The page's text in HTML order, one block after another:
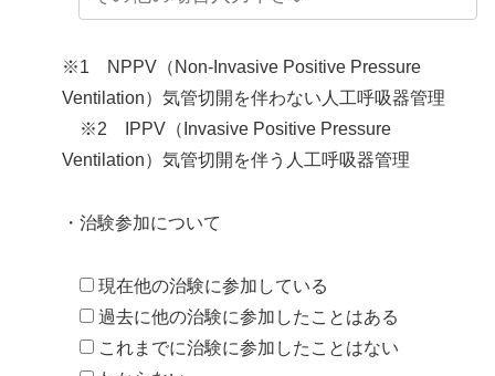
※1 NPPV（Non-Invasive Positive Pressure
Ventilation）気管切開を伴わない人工呼吸器管理
※2 IPPV（Invasive Positive Pressure
Ventilation）気管切開を伴う人工呼吸器管理
・治験参加について
現在他の治験に参加している
過去に他の治験に参加したことはある
これまでに治験に参加したことはない